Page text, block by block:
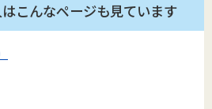
こんなページも見ています